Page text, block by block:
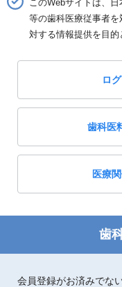
ホーム 書籍ジャンル「歯周
書籍ジャンル「歯
全 99 件中 25〜36件を表
ス
出
歯
長
このWebサイトは、
等の歯科医療従事者
対する情報提供を目的
ロ
歯科医
医療
歯
会員登録がお済みでな